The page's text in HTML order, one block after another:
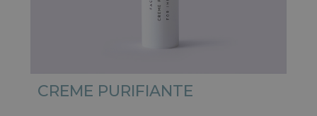
CREME PURIFIANTE